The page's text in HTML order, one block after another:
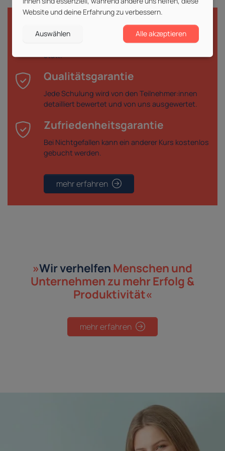
Durchführungsgarantie
Deine gebuchte Veranstaltung findet garantiert
statt.
Qualitätsgarantie
Jede Schulung wird von den Teilnehmer:innen
detailliert bewertet und von uns ausgewertet.
Zufriedenheitsgarantie
Bei Nichtgefallen kann ein anderer Kurs kostenlos
gebucht werden.
mehr erfahren
»Wir verhelfenMenschen und
Unternehmenzu mehr Erfolg &
Produktivität«
mehr erfahren
Website und deine Erfahrung zu verbessern.
Auswählen Alle akzeptieren